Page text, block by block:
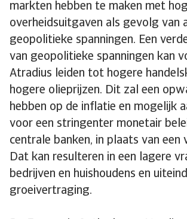
markten hebben te maken met
overheidsuitgaven als gevolg van
geopolitieke spanningen. Een
van geopolitieke spanningen kan
Atradius leiden tot hogere
hogere olieprijzen. Dit zal een
hebben op de inflatie en mogelijk
voor een stringenter monetair
centrale banken, in plaats van een
Dat kan resulteren in een lagere
bedrijven en huishoudens en
groeivertraging.